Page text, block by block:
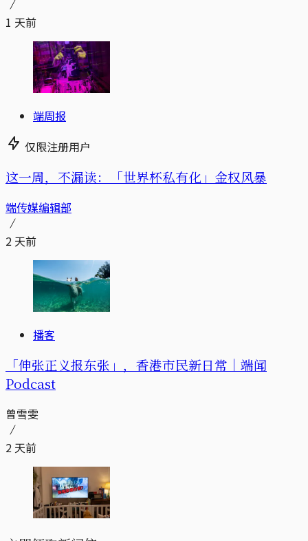
1 天前
端周报
仅限注册用户
这一周，不漏读：「世界杯私有化」金权风暴
端传媒编辑部
2 天前
播客
「伸张正义报东张」，香港市民新日常｜端闻
Podcast
曾雪雯
2 天前